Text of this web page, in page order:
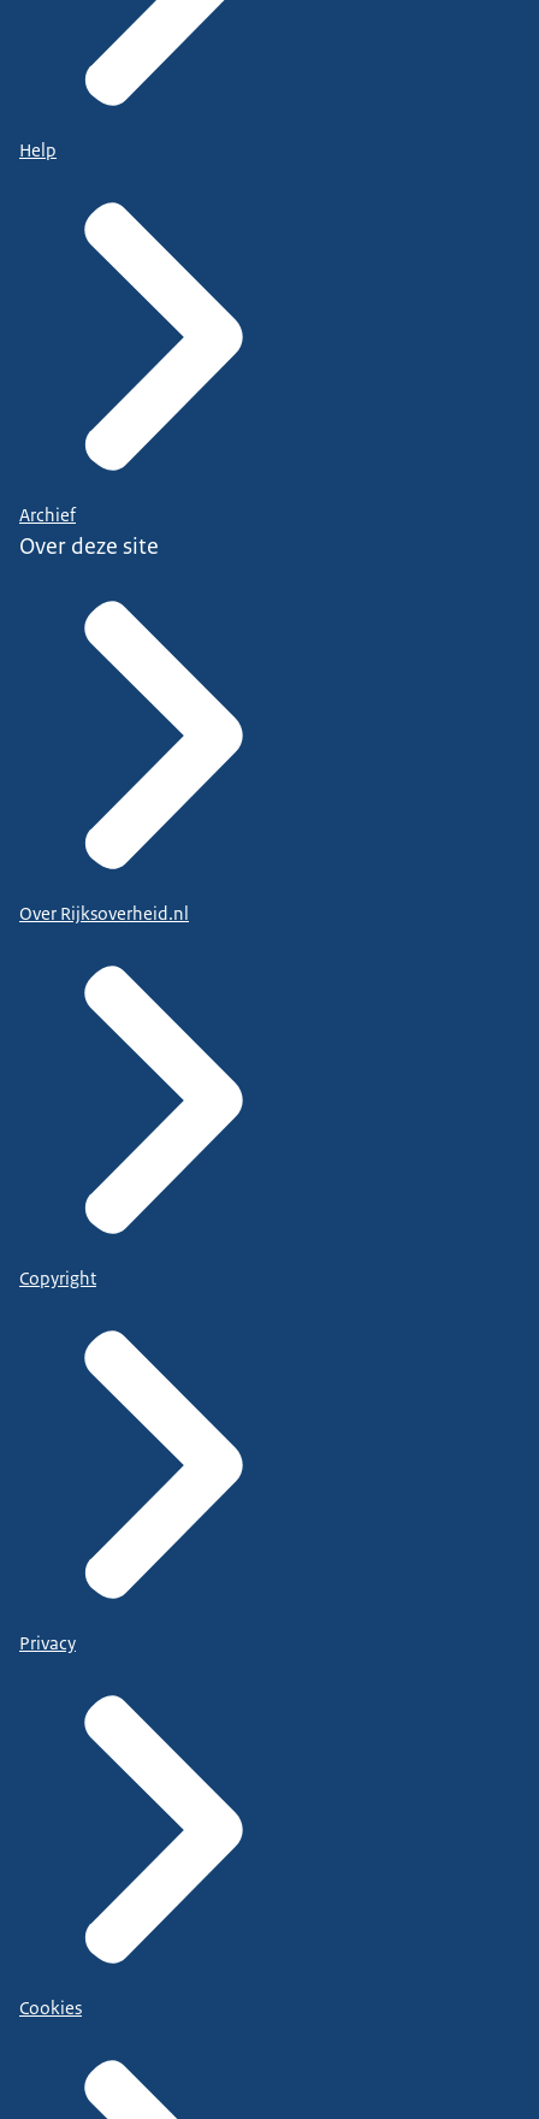
Help
Archief
Over deze site
Over Rijksoverheid.nl
Copyright
Privacy
Cookies